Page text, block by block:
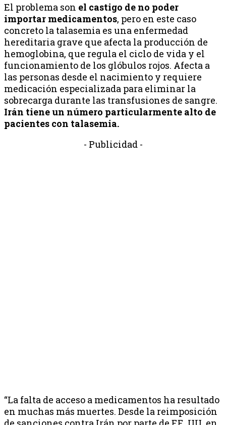
El problema son el castigo de no poder
importar medicamentos, pero en este caso
concreto la talasemia es una enfermedad
hereditaria grave que afecta la producción de
hemoglobina, que regula el ciclo de vida y el
funcionamiento de los glóbulos rojos. Afecta a
las personas desde el nacimiento y requiere
medicación especializada para eliminar la
sobrecarga durante las transfusiones de sangre.
Irán tiene un número particularmente alto de
pacientes con talasemia.
- Publicidad -
“La falta de acceso a medicamentos ha resultado
en muchas más muertes. Desde la reimposición